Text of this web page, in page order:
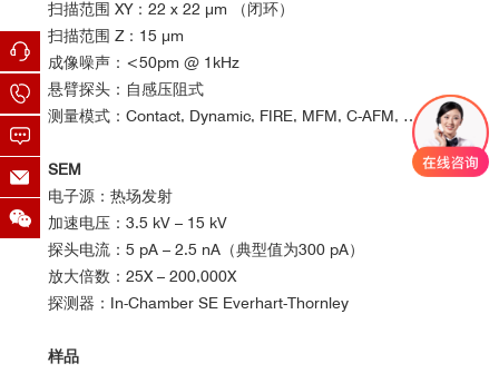
扫描范围 XY：22 x 22 μm （闭环）
扫描范围 Z：15 μm
成像噪声：<50pm @ 1kHz
悬臂探头：自感压阻式
测量模式：Contact, Dynamic, FIRE, MFM, C-AFM, …
SEM
电子源：热场发射
加速电压：3.5 kV – 15 kV
探头电流：5 pA – 2.5 nA（典型值为300 pA）
放大倍数：25X – 200,000X
探测器：In-Chamber SE Everhart-Thornley
样品